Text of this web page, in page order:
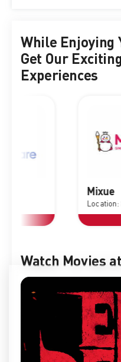
While Enjoying
Get Our
Experiences
Mixue
Location:
Watch Movies